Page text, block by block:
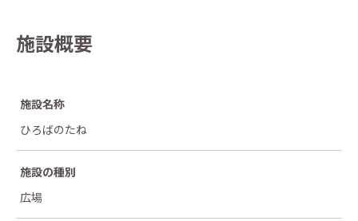
施設概要
施設名称
ひろばのたね
施設の種別
広場